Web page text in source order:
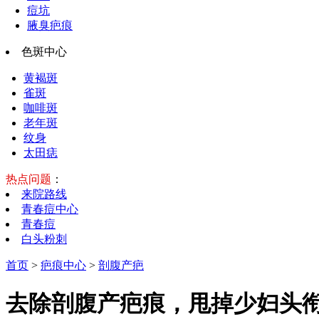
痘坑
腋臭疤痕
色斑中心
黄褐斑
雀斑
咖啡斑
老年斑
纹身
太田痣
热点问题 ：
来院路线
青春痘中心
青春痘
白头粉刺
首页 > 疤痕中心 > 剖腹产疤
去除剖腹产疤痕，甩掉少妇头